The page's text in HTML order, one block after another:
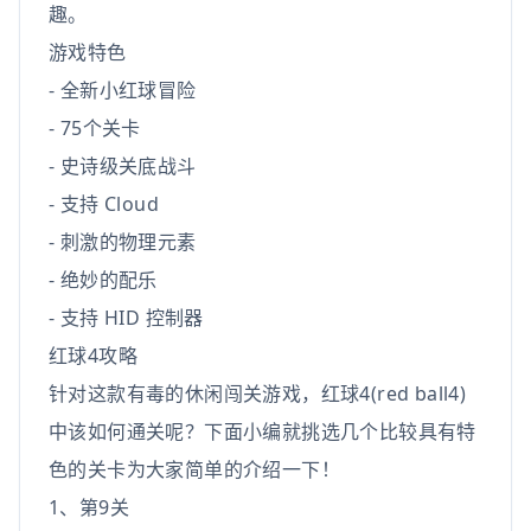
趣。
游戏特色
- 全新小红球冒险
- 75个关卡
- 史诗级关底战斗
- 支持 Cloud
- 刺激的物理元素
- 绝妙的配乐
- 支持 HID 控制器
红球4攻略
针对这款有毒的休闲闯关游戏，红球4(red ball4)
中该如何通关呢？下面小编就挑选几个比较具有特
色的关卡为大家简单的介绍一下！
1、第9关